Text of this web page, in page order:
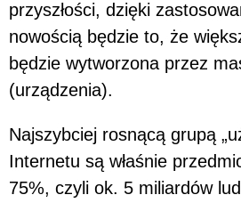
przyszłości, dzięki
nowością będzie to, że
będzie wytworzona przez
(urządzenia).
Najszybciej rosnącą grupą
Internetu są właśnie
75%, czyli ok. 5 miliardów